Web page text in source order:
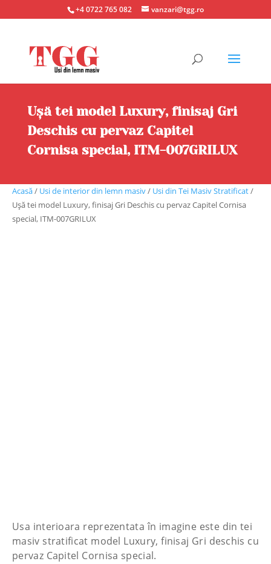
+4 0722 765 082 vanzari@tgg.ro
Ușă tei model Luxury, finisaj Gri
Deschis cu pervaz Capitel
Cornisa special, ITM-007GRILUX
Acasă/ Usi de interior din lemn masiv/ Usi din Tei Masiv Stratificat/
Ușă tei model Luxury, finisaj Gri Deschis cu pervaz Capitel Cornisa
special, ITM-007GRILUX
Usa interioara reprezentata în imagine este din tei
masiv stratificat model Luxury, finisaj Gri deschis cu
pervaz Capitel Cornisa special.